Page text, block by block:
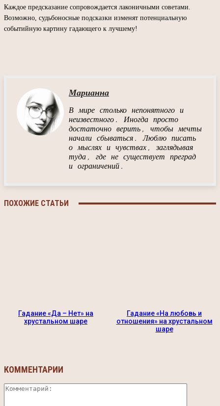
Каждое предсказание сопровождается лаконичными советами.
Возможно, судьбоносные подсказки изменят потенциальную
событийную картину гадающего к лучшему!
Марианна
В мире столько непонятного и
неизвестного. Иногда просто
достаточно верить, чтобы мечты
начали сбываться. Люблю писать
о мыслях и чувствах, заглядывая
туда, где не существует преград
и ограничений.
ПОХОЖИЕ СТАТЬИ
Гадание «Да – Нет» на
хрустальном шаре
Гадание «На любовь и
отношения» на хрустальном
шаре
КОММЕНТАРИИ